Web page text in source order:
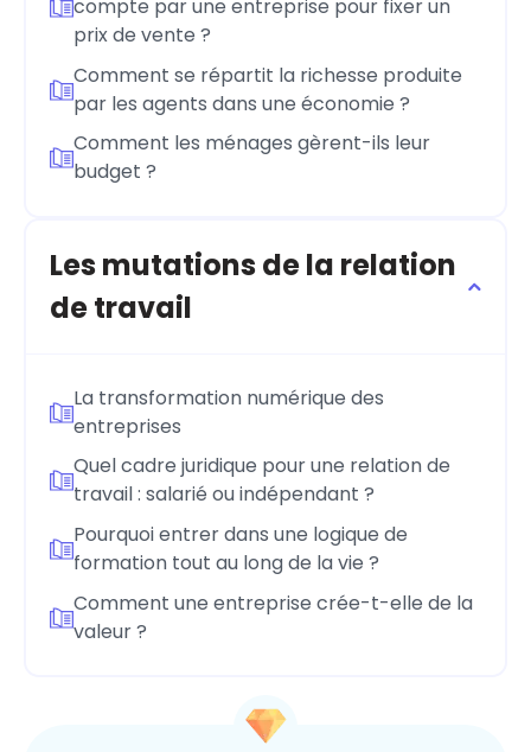
compte par une entreprise pour fixer un
prix de vente ?
Comment se répartit la richesse produite
par les agents dans une économie ?
Comment les ménages gèrent-ils leur
budget ?
Les mutations de la relation
de travail
La transformation numérique des
entreprises
Quel cadre juridique pour une relation de
travail : salarié ou indépendant ?
Pourquoi entrer dans une logique de
formation tout au long de la vie ?
Comment une entreprise crée-t-elle de la
valeur ?